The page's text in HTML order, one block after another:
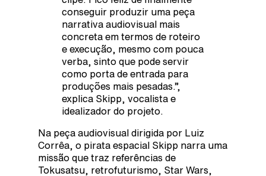
conseguir produzir uma peça
narrativa audiovisual mais
concreta em termos de roteiro
e execução, mesmo com pouca
verba, sinto que pode servir
como porta de entrada para
produções mais pesadas.”,
explica Skipp, vocalista e
idealizador do projeto.
Na peça audiovisual dirigida por Luiz
Corrêa, o pirata espacial Skipp narra uma
missão que traz referências de
Tokusatsu, retrofuturismo, Star Wars,